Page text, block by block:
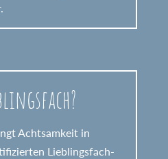
Achtsamkeit in
Lieblingsfach-